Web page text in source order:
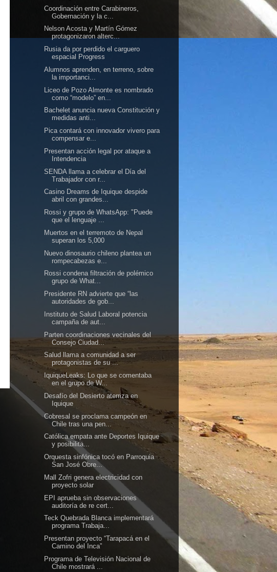
Coordinación entre Carabineros,
Gobernación y la c...
Nelson Acosta y Martín Gómez
protagonizaron alterc...
Rusia da por perdido el carguero
espacial Progress
Alumnos aprenden, en terreno, sobre
la importanci...
Liceo de Pozo Almonte es nombrado
como “modelo” en...
Bachelet anuncia nueva Constitución y
medidas anti...
Pica contará con innovador vivero para
compensar e...
Presentan acción legal por ataque a
Intendencia
SENDA llama a celebrar el Día del
Trabajador con r...
Casino Dreams de Iquique despide
abril con grandes...
Rossi y grupo de WhatsApp: "Puede
que el lenguaje ...
Muertos en el terremoto de Nepal
superan los 5,000
Nuevo dinosaurio chileno plantea un
rompecabezas e...
Rossi condena filtración de polémico
grupo de What...
Presidente RN advierte que “las
autoridades de gob...
Instituto de Salud Laboral potencia
campaña de aut...
Parten coordinaciones vecinales del
Consejo Ciudad...
Salud llama a comunidad a ser
protagonistas de su ...
IquiqueLeaks: Lo que se comentaba
en el grupo de W...
Desafío del Desierto aterriza en
Iquique
Cobresal se proclama campeón en
Chile tras una pen...
Católica empata ante Deportes Iquique
y posibilita...
Orquesta sinfónica tocó en Parroquia
San José Obre...
Mall Zofri genera electricidad con
proyecto solar
EPI aprueba sin observaciones
auditoría de re cert...
Teck Quebrada Blanca implementará
programa Trabaja...
Presentan proyecto “Tarapacá en el
Camino del Inca”
Programa de Televisión Nacional de
Chile mostrará ...